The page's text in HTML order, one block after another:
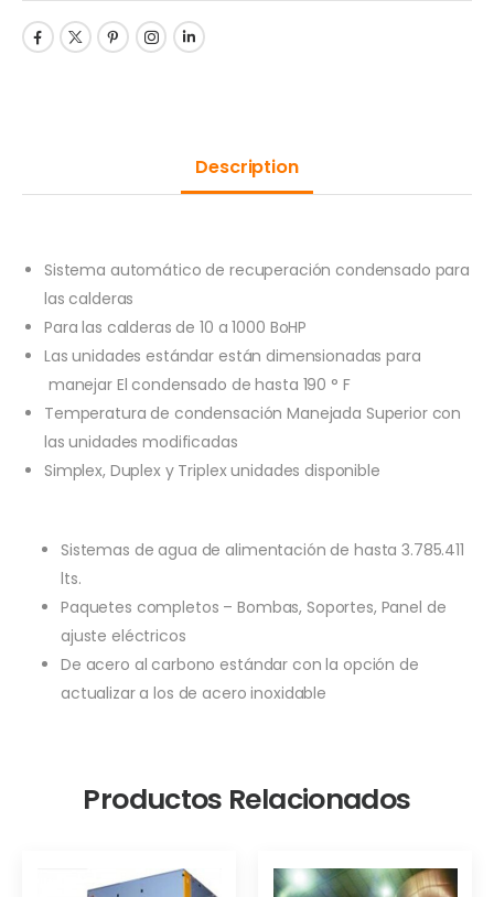
Description
Sistema automático de recuperación condensado para
las calderas
Para las calderas de 10 a 1000 BoHP
Las unidades estándar están dimensionadas para
manejar El condensado de hasta 190 ° F
Temperatura de condensación Manejada Superior con
las unidades modificadas
Simplex, Duplex y Triplex unidades disponible
Sistemas de agua de alimentación de hasta 3.785.411
lts.
Paquetes completos – Bombas, Soportes, Panel de
ajuste eléctricos
De acero al carbono estándar con la opción de
actualizar a los de acero inoxidable
Productos Relacionados